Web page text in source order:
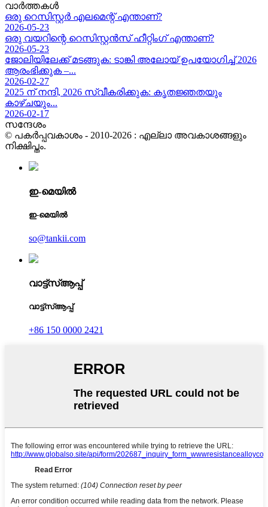
വാർത്തകൾ
ഒരു റെസിസ്റ്റർ എലമെന്റ് എന്താണ്?
2026-05-23
ഒരു വയറിന്റെ റെസിസ്റ്റൻസ് ഹീറ്റിംഗ് എന്താണ്?
2026-05-23
ജോലിയിലേക്ക് മടങ്ങുക: ടാങ്കി അലോയ് ഉപയോഗിച്ച് 2026
ആരംഭിക്കുക –...
2026-02-27
2025 ന് നന്ദി, 2026 സ്വീകരിക്കുക: കൃതജ്ഞതയും
കാഴ്ചയും...
2026-02-17
സന്ദേശം
© പകർപ്പവകാശം - 2010-2026 : എല്ലാ അവകാശങ്ങളും
നിക്ഷിപ്തം.
ഇ-മെയിൽ
ഇ-മെയിൽ
so@tankii.com
വാട്ട്‌സ്ആപ്പ്
വാട്ട്‌സ്ആപ്പ്
+86 150 0000 2421